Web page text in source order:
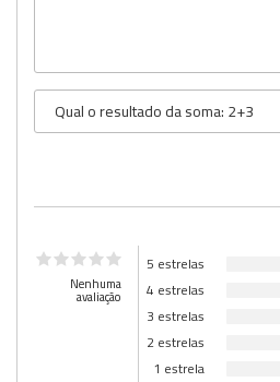
Nenhuma
avaliação
5 estrelas
4 estrelas
3 estrelas
2 estrelas
1 estrela